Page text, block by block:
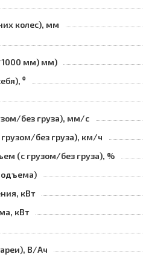
колес), мм
мм) мм)
⁰
без груза), мм/с
без груза), км/ч
(с грузом/без груза), %
кВт
кВт
В/Ач